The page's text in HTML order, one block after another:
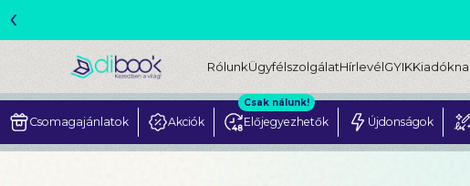
‹
RólunkÜgyfélszolgálatHírlevélGYIK
Csomagajánlatok Akciók Előjegyezhetők
Csak nálunk!
Újdonságok